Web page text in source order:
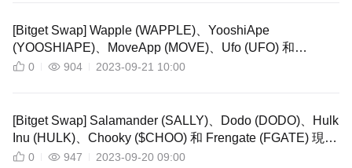
[Bitget Swap] Wapple (WAPPLE)、YooshiApe
(YOOSHIAPE)、MoveApp (MOVE)、Ufo (UFO) 和
Tyrion.finance (TYRION) 現已透過 Bitget Swap 上線！
0 904 2023-09-21 10:00
[Bitget Swap] Salamander (SALLY)、Dodo (DODO)、Hulk
Inu (HULK)、Chooky ($CHOO) 和 Frengate (FGATE) 現已
透過 Bitget Swap 上線！
0 947 2023-09-20 09:00